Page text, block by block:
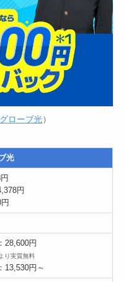
ローブ光）
光
円
円
28,600円
り実質無料
13,530円～